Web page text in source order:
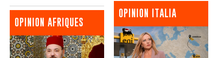
OPINION AFRIQUES
OPINION ITALIA